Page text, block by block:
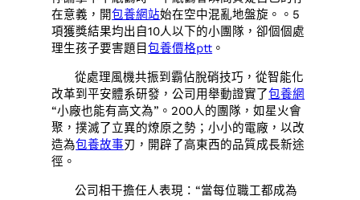
在意義，開包養網站始在空中混亂地盤旋。。5
項獲獎結果均出自10人以下的小團隊，卻個個處
理生孩子要害題目包養價格ptt 。
從處理風機共振到霸佔脫硝技巧，從智能化
改革到平安體系研發，公司用舉動證實了包養網
“小廠也能有高文為”。200人的團隊，如星火會
聚，撲滅了立異的燎原之勢；小小的電廠，以改
造為包養故事刃，開辟了高東西的品質成長新途
徑。
公司相干擔任人表現：“當每位職工都成為